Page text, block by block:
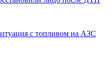
с топливом на АЗС